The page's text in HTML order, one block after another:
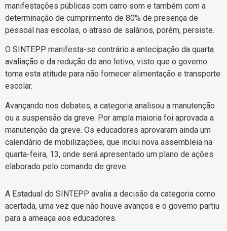
manifestações públicas com carro som e também com a
determinação de cumprimento de 80% de presença de
pessoal nas escolas, o atraso de salários, porém, persiste.
O SINTEPP manifesta-se contrário a antecipação da quarta
avaliação e da redução do ano letivo, visto que o governo
toma esta atitude para não fornecer alimentação e transporte
escolar.
Avançando nos debates, a categoria analisou a manutenção
ou a suspensão da greve. Por ampla maioria foi aprovada a
manutenção da greve. Os educadores aprovaram ainda um
calendário de mobilizações, que inclui nova assembleia na
quarta-feira, 13, onde será apresentado um plano de ações
elaborado pelo comando de greve.
A Estadual do SINTEPP avalia a decisão da categoria como
acertada, uma vez que não houve avanços e o governo partiu
para a ameaça aos educadores.